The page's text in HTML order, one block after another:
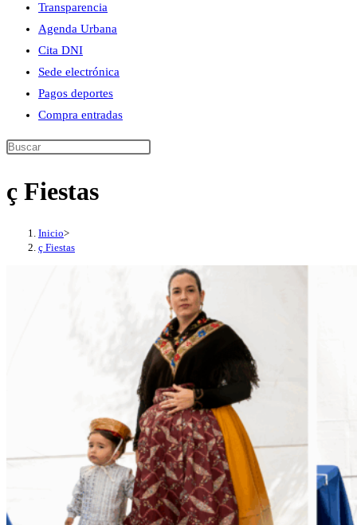
Transparencia
Agenda Urbana
Cita DNI
Sede electrónica
Pagos deportes
Compra entradas
Buscar
esta
web
ç Fiestas
Inicio>
ç Fiestas